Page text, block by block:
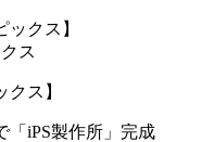
ス
クス】
「iPS製作所」完成